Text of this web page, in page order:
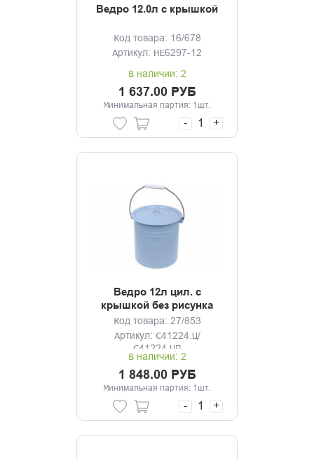
Ведро 12.0л с крышкой
Код товара: 16/678
Артикул: HE6297-12
В наличии: 2
1 637.00 РУБ
Минимальная партия: 1шт.
- +
Ведро 12л цил. с
крышкой без рисунка
Код товара: 27/853
Артикул: С41224.Ц/
С41224.ЦП
В наличии: 2
1 848.00 РУБ
Минимальная партия: 1шт.
- +